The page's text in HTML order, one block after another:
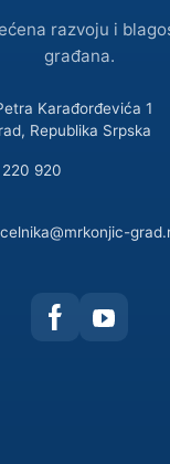
razvoju i
građana.
Karađorđevića 1
Republika Srpska
920